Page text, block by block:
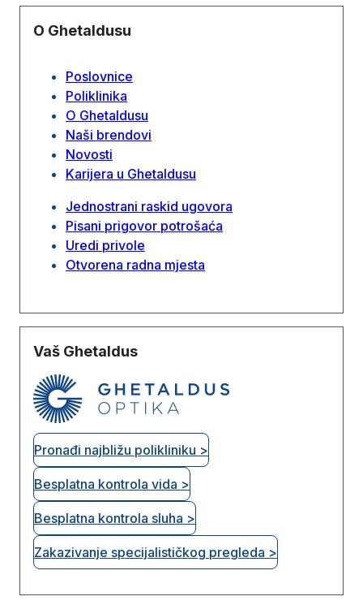
O Ghetaldusu
Poslovnice
Poliklinika
O Ghetaldusu
Naši brendovi
Novosti
Karijera u Ghetaldusu
Jednostrani raskid ugovora
Pisani prigovor potrošaća
Uredi privole
Otvorena radna mjesta
Vaš Ghetaldus
Pronađi najbližu polikliniku >
Besplatna kontrola vida >
Besplatna kontrola sluha >
Zakazivanje specijalističkog pregleda >